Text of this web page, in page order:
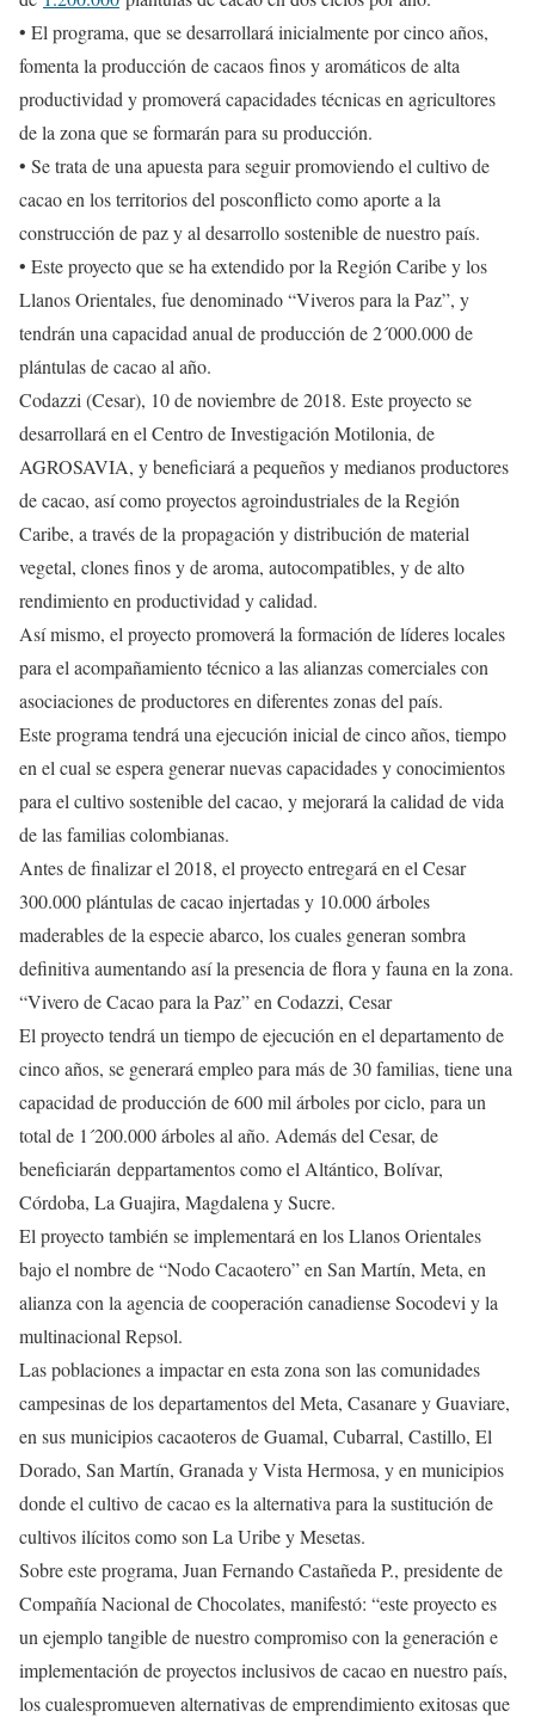
• El programa, que se desarrollará inicialmente por cinco años,
fomenta la producción de cacaos finos y aromáticos de alta
productividad y promoverá capacidades técnicas en agricultores
de la zona que se formarán para su producción.
• Se trata de una apuesta para seguir promoviendo el cultivo de
cacao en los territorios del posconflicto como aporte a la
construcción de paz y al desarrollo sostenible de nuestro país.
• Este proyecto que se ha extendido por la Región Caribe y los
Llanos Orientales, fue denominado “Viveros para la Paz”, y
tendrán una capacidad anual de producción de 2´000.000 de
plántulas de cacao al año.
Codazzi (Cesar), 10 de noviembre de 2018. Este proyecto se
desarrollará en el Centro de Investigación Motilonia, de
AGROSAVIA, y beneficiará a pequeños y medianos productores
de cacao, así como proyectos agroindustriales de la Región
Caribe, a través de la propagación y distribución de material
vegetal, clones finos y de aroma, autocompatibles, y de alto
rendimiento en productividad y calidad.
Así mismo, el proyecto promoverá la formación de líderes locales
para el acompañamiento técnico a las alianzas comerciales con
asociaciones de productores en diferentes zonas del país.
Este programa tendrá una ejecución inicial de cinco años, tiempo
en el cual se espera generar nuevas capacidades y conocimientos
para el cultivo sostenible del cacao, y mejorará la calidad de vida
de las familias colombianas.
Antes de finalizar el 2018, el proyecto entregará en el Cesar
300.000 plántulas de cacao injertadas y 10.000 árboles
maderables de la especie abarco, los cuales generan sombra
definitiva aumentando así la presencia de flora y fauna en la zona.
“Vivero de Cacao para la Paz” en Codazzi, Cesar
El proyecto tendrá un tiempo de ejecución en el departamento de
cinco años, se generará empleo para más de 30 familias, tiene una
capacidad de producción de 600 mil árboles por ciclo, para un
total de 1´200.000 árboles al año. Además del Cesar, de
beneficiarán deppartamentos como el Altántico, Bolívar,
Córdoba, La Guajira, Magdalena y Sucre.
El proyecto también se implementará en los Llanos Orientales
bajo el nombre de “Nodo Cacaotero” en San Martín, Meta, en
alianza con la agencia de cooperación canadiense Socodevi y la
multinacional Repsol.
Las poblaciones a impactar en esta zona son las comunidades
campesinas de los departamentos del Meta, Casanare y Guaviare,
en sus municipios cacaoteros de Guamal, Cubarral, Castillo, El
Dorado, San Martín, Granada y Vista Hermosa, y en municipios
donde el cultivo de cacao es la alternativa para la sustitución de
cultivos ilícitos como son La Uribe y Mesetas.
Sobre este programa, Juan Fernando Castañeda P., presidente de
Compañía Nacional de Chocolates, manifestó: “este proyecto es
un ejemplo tangible de nuestro compromiso con la generación e
implementación de proyectos inclusivos de cacao en nuestro país,
los cualespromueven alternativas de emprendimiento exitosas que